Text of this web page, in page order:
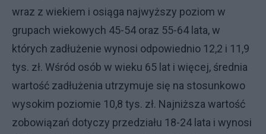
wraz z wiekiem i osiąga najwyższy poziom w
grupach wiekowych 45-54 oraz 55-64 lata, w
których zadłużenie wynosi odpowiednio 12,2 i 11,9
tys. zł. Wśród osób w wieku 65 lat i więcej, średnia
wartość zadłużenia utrzymuje się na stosunkowo
wysokim poziomie 10,8 tys. zł. Najniższa wartość
zobowiązań dotyczy przedziału 18-24 lata i wynosi